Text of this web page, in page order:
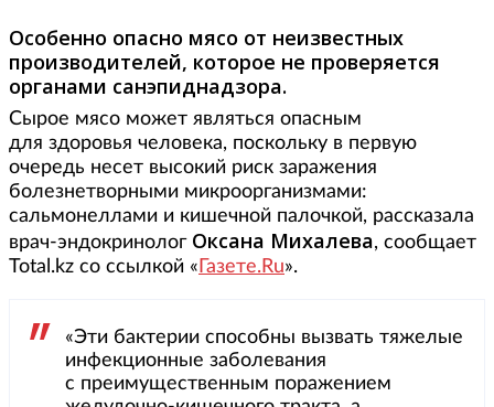
Особенно опасно мясо от неизвестных
производителей, которое не проверяется
органами санэпиднадзора.
Сырое мясо может являться опасным
для здоровья человека, поскольку в первую
очередь несет высокий риск заражения
болезнетворными микроорганизмами:
сальмонеллами и кишечной палочкой, рассказала
врач-эндокринолог Оксана Михалева, сообщает
Total.kz со ссылкой « Газете.Ru».
«Эти бактерии способны вызвать тяжелые
инфекционные заболевания
с преимущественным поражением